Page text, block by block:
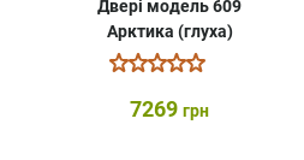
Двері модель 609
Арктика (глуха)
7269 грн